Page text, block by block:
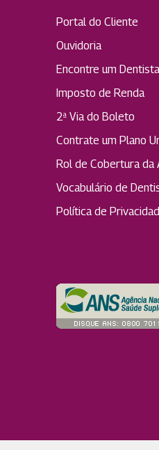
Portal do Cliente
Ouvidoria
Encontre um Dentista
Imposto de Renda
2ª Via do Boleto
Contrate um Plano
Rol de Cobertura da
Vocabulário de
Política de